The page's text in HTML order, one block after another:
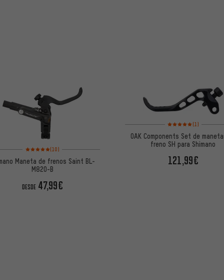
Valoración media: 5 de 5 basada en 10 reseñas
(10)
Maneta de frenos Saint BL-
M820-B
DESDE 47,99€
Valoración media: 5
(1)
OAK Components Set de
freno SH para Shimano
121,99€